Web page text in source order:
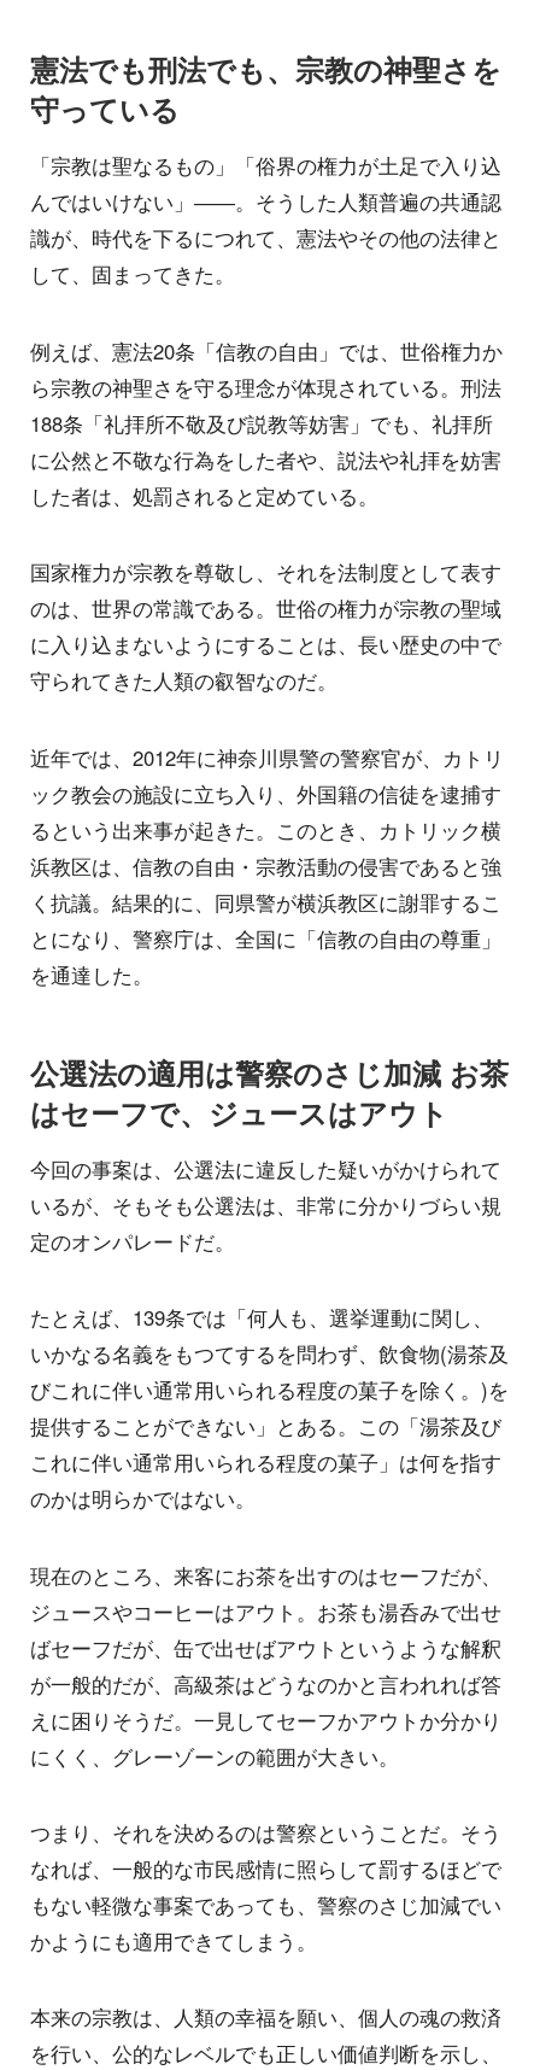
憲法でも刑法でも、宗教の神聖さを
守っている
「宗教は聖なるもの」「俗界の権力が土足で入り込
んではいけない」――。そうした人類普遍の共通認
識が、時代を下るにつれて、憲法やその他の法律と
して、固まってきた。
例えば、憲法20条「信教の自由」では、世俗権力か
ら宗教の神聖さを守る理念が体現されている。刑法
188条「礼拝所不敬及び説教等妨害」でも、礼拝所
に公然と不敬な行為をした者や、説法や礼拝を妨害
した者は、処罰されると定めている。
国家権力が宗教を尊敬し、それを法制度として表す
のは、世界の常識である。世俗の権力が宗教の聖域
に入り込まないようにすることは、長い歴史の中で
守られてきた人類の叡智なのだ。
近年では、2012年に神奈川県警の警察官が、カトリ
ック教会の施設に立ち入り、外国籍の信徒を逮捕す
るという出来事が起きた。このとき、カトリック横
浜教区は、信教の自由・宗教活動の侵害であると強
く抗議。結果的に、同県警が横浜教区に謝罪するこ
とになり、警察庁は、全国に「信教の自由の尊重」
を通達した。
公選法の適用は警察のさじ加減 お茶
はセーフで、ジュースはアウト
今回の事案は、公選法に違反した疑いがかけられて
いるが、そもそも公選法は、非常に分かりづらい規
定のオンパレードだ。
たとえば、139条では「何人も、選挙運動に関し、
いかなる名義をもつてするを問わず、飲食物(湯茶及
びこれに伴い通常用いられる程度の菓子を除く。)を
提供することができない」とある。この「湯茶及び
これに伴い通常用いられる程度の菓子」は何を指す
のかは明らかではない。
現在のところ、来客にお茶を出すのはセーフだが、
ジュースやコーヒーはアウト。お茶も湯呑みで出せ
ばセーフだが、缶で出せばアウトというような解釈
が一般的だが、高級茶はどうなのかと言われれば答
えに困りそうだ。一見してセーフかアウトか分かり
にくく、グレーゾーンの範囲が大きい。
つまり、それを決めるのは警察ということだ。そう
なれば、一般的な市民感情に照らして罰するほどで
もない軽微な事案であっても、警察のさじ加減でい
かようにも適用できてしまう。
本来の宗教は、人類の幸福を願い、個人の魂の救済
を行い、公的なレベルでも正しい価値判断を示し、